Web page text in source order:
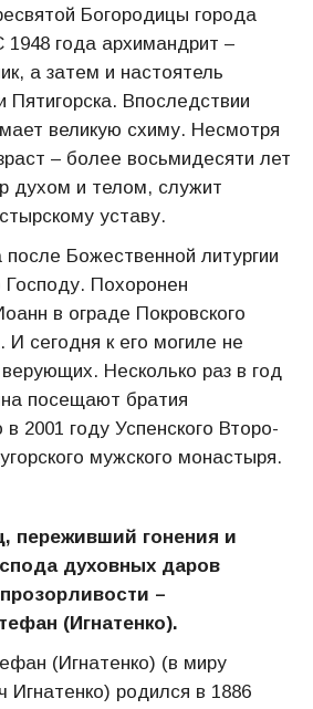
Богородицы города
года архимандрит –
а затем и настоятель
Пятигорска. Впоследствии
великую схиму. Несмотря
– более восьмидесяти лет
духом и телом, служит
уставу.
Божественной литургии
Похоронен
в ограде Покровского
И сегодня к его могиле не
Несколько раз в год
посещают братия
в 2001 году Успенского Второ-
мужского монастыря.
переживший гонения и
духовных даров
–
(Игнатенко).
(Игнатенко) (в миру
Игнатенко) родился в 1886